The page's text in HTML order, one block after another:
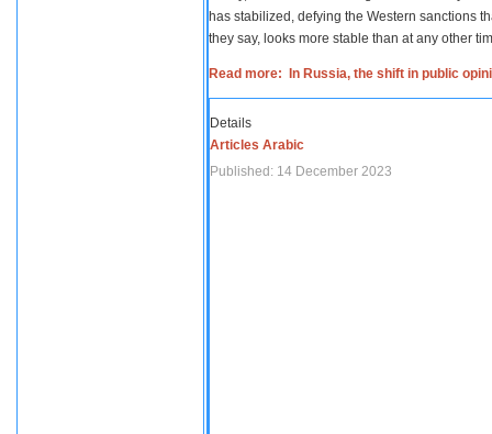
has stabilized, defying the Western sanctions
they say, looks more stable than at any other
Read more: In Russia, the shift in public
Details
Articles Arabic
Published: 14 December 2023